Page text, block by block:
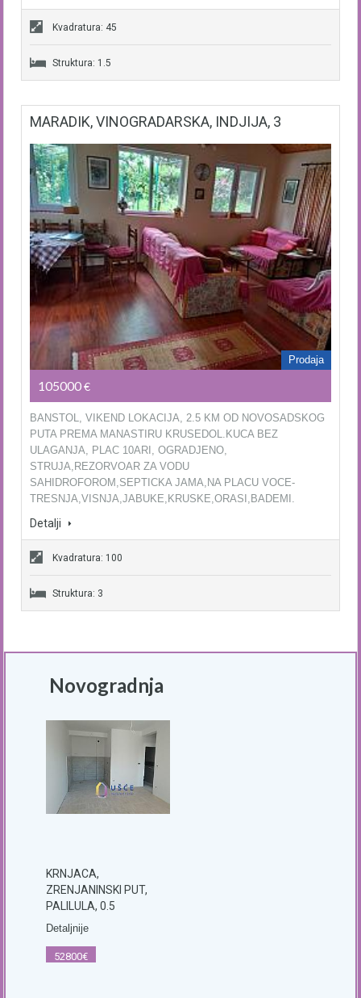
Kvadratura: 45
Struktura: 1.5
MARADIK, VINOGRADARSKA, INDJIJA, 3
Prodaja
105000€
BANSTOL, VIKEND LOKACIJA, 2.5 KM OD NOVOSADSKOG
PUTA PREMA MANASTIRU KRUSEDOL.KUCA BEZ
ULAGANJA, PLAC 10ARI, OGRADJENO,
STRUJA,REZORVOAR ZA VODU
SAHIDROFOROM,SEPTICKA JAMA,NA PLACU VOCE-
TRESNJA,VISNJA,JABUKE,KRUSKE,ORASI,BADEMI.
Detalji
Kvadratura: 100
Struktura: 3
Novogradnja
KRNJACA,
ZRENJANINSKI PUT,
PALILULA, 0.5
Detaljnije
52800€